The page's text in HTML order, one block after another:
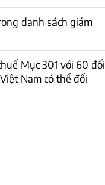
danh sách giám
Mục 301 với 60 đối
Nam có thể đối